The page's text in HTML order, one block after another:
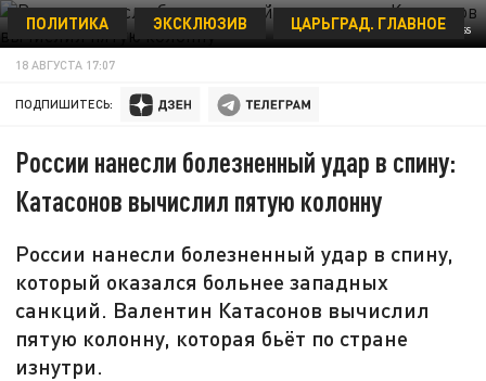
PETROV SERGEY/GLOBALLOOKPRESS
ПОЛИТИКА ЭКСКЛЮЗИВ ЦАРЬГРАД. ГЛАВНОЕ
18 АВГУСТА 17:07
ПОДПИШИТЕСЬ:
России нанесли болезненный удар в спину:
Катасонов вычислил пятую колонну
России нанесли болезненный удар в спину,
который оказался больнее западных
санкций. Валентин Катасонов вычислил
пятую колонну, которая бьёт по стране
изнутри.